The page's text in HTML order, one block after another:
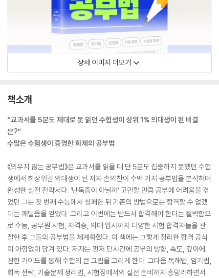
상세 이미지 더보기
책소개
“교과서를 5분도 제대로 못 읽던 수험생이 상위 1% 의대생이 된 비결
은?”
수많은 수험생이 증명한 화제의 공부법
《외우지 않는 공부법》은 교과서를 읽을 때 단 5분도 집중하지 못했던 수험
생에서 최상위권 의대생이 된 저자 손의찬이 수백 가지 공부법을 분석하며
완성한 실전 전략서다. ‘난독증이 아닐까’ 고민할 만큼 공부에 어려움을 겪
었던 그는 첫 번째 수능에서 실패한 뒤 기존의 방법으로는 합격할 수 없겠
다는 깨달음을 얻었다. 그리고 이번에는 반드시 합격해야 한다는 절박함으
로 수능, 공무원 시험, 자격증, 의대 입시까지 다양한 시험 합격자들을 관
찰한 후 그들의 공부법을 체계화했다. 이 책에는 그렇게 정리한 합격 공식
이 아낌없이 담겨 있다. 저자는 먼저 단시간에 공부의 방향, 속도, 깊이에
관한 가이드를 통해 수험의 큰 그림을 그리게 한다. 그다음 독해법, 암기법,
회독 전략, 기출문제 정리법, 시험장에서의 실전 준비까지 총망라하면서